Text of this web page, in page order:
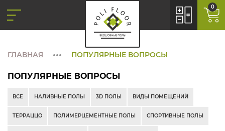
0
ГЛАВНАЯ ПОПУЛЯРНЫЕ ВОПРОСЫ
ПОПУЛЯРНЫЕ ВОПРОСЫ
ВСЕ НАЛИВНЫЕ ПОЛЫ 3D ПОЛЫ ВИДЫ ПОМЕЩЕНИЙ
ТЕРРАЦЦО ПОЛИМЕРЦЕМЕНТНЫЕ ПОЛЫ СПОРТИВНЫЕ ПОЛЫ